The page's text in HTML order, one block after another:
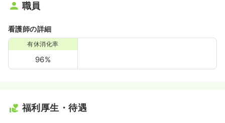
職員
看護師の詳細
有休消化率
96%
福利厚生・待遇